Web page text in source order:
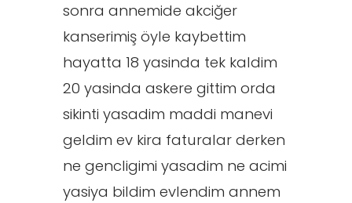
sonra annemide akciğer
kanserimiş öyle kaybettim
hayatta 18 yasinda tek kaldim
20 yasinda askere gittim orda
sikinti yasadim maddi manevi
geldim ev kira faturalar derken
ne gencligimi yasadim ne acimi
yasiya bildim evlendim annem